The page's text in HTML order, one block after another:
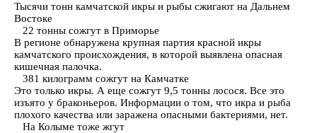
Тысячи тонн камчатской икры и рыбы сжигают на Дальнем
Востоке
22 тонны сожгут в Приморье
В регионе обнаружена крупная партия красной икры
камчатского происхождения, в которой выявлена опасная
кишечная палочка.
381 килограмм сожгут на Камчатке
Это только икры. А еще сожгут 9,5 тонны лосося. Все это
изъято у браконьеров. Информации о том, что икра и рыба
плохого качества или заражена опасными бактериями, нет.
На Колыме тоже жгут